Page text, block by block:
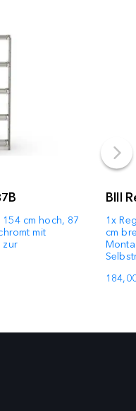
cm hoch, 87
mit
zur
BIII
1x
cm